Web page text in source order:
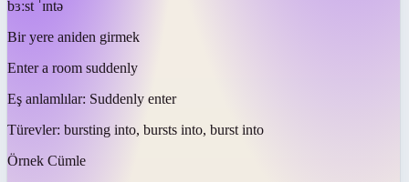
bɜːst ˈɪntə
Bir yere aniden girmek
Enter a room suddenly
Eş anlamlılar: Suddenly enter
Türevler: bursting into, bursts into, burst into
Örnek Cümle